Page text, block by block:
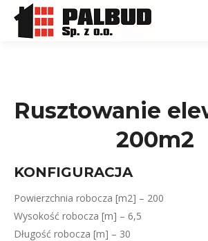
Rusztowanie
200m2
KONFIGURACJA
Powierzchnia robocza [m2] – 200
Wysokość robocza [m] – 6,5
Długość robocza [m] – 30